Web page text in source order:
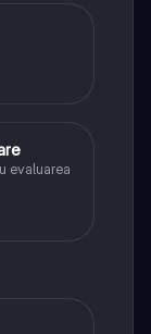
evaluarea